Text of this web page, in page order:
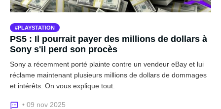
PLAYSTATION
PS5 : Il pourrait payer des millions de dollars à
Sony s'il perd son procès
Sony a récemment porté plainte contre un vendeur eBay et lui
réclame maintenant plusieurs millions de dollars de dommages
et intérêts. On vous explique tout.
• 09 nov 2025